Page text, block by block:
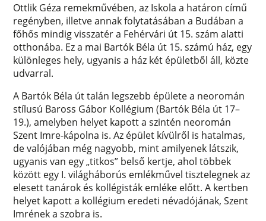
Ottlik Géza remekművében, az Iskola a határon című
regényben, illetve annak folytatásában a Budában a
főhős mindig visszatér a Fehérvári út 15. szám alatti
otthonába. Ez a mai Bartók Béla út 15. számú ház, egy
különleges hely, ugyanis a ház két épületből áll, közte
udvarral.
A Bartók Béla út talán legszebb épülete a neoromán
stílusú Baross Gábor Kollégium (Bartók Béla út 17–
19.), amelyben helyet kapott a szintén neoromán
Szent Imre-kápolna is. Az épület kívülről is hatalmas,
de valójában még nagyobb, mint amilyenek látszik,
ugyanis van egy „titkos” belső kertje, ahol többek
között egy I. világháborús emlékművel tisztelegnek az
elesett tanárok és kollégisták emléke előtt. A kertben
helyet kapott a kollégium eredeti névadójának, Szent
Imrének a szobra is.